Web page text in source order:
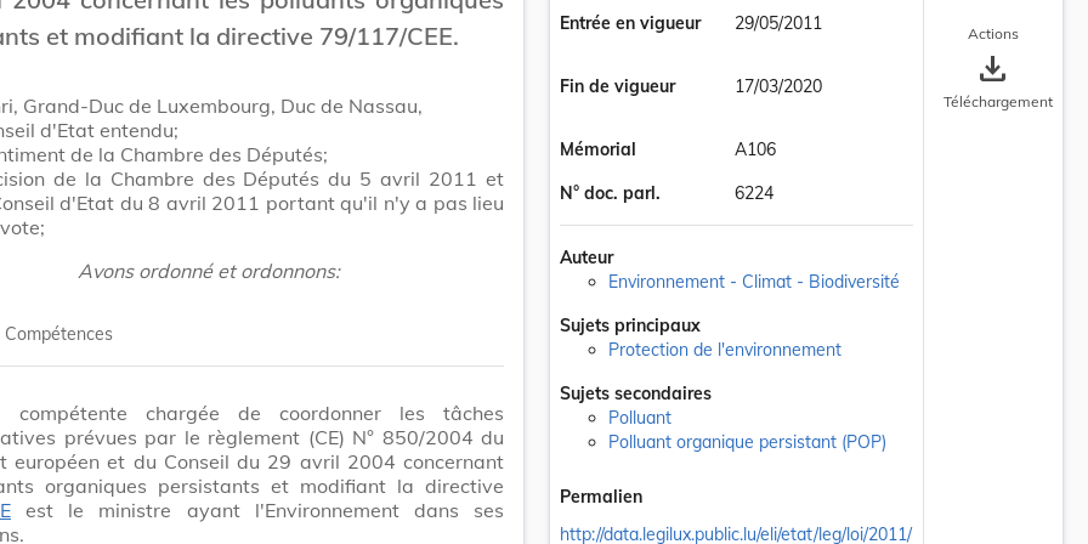
et modifiant la directive 79/117/CEE.
Grand-Duc de Luxembourg, Duc de Nassau,
d'Etat entendu;
de la Chambre des Députés;
de la Chambre des Députés du 5 avril 2011 et
d'Etat du 8 avril 2011 portant qu'il n'y a pas lieu
Avons ordonné et ordonnons:
Compétences
compétente chargée de coordonner les tâches
prévues par le règlement (CE) N° 850/2004 du
européen et du Conseil du 29 avril 2004 concernant
organiques persistants et modifiant la directive
est le ministre ayant l'Environnement dans ses
Entrée en vigueur 29/05/2011
Fin de vigueur 17/03/2020
Mémorial
A106
N° doc. parl.
6224
Auteur
Environnement - Climat - Biodiversité
Sujets principaux
Protection de l'environnement
Sujets secondaires
Polluant
Polluant organique persistant (POP)
Permalien
http://data.legilux.public.lu/eli/etat/leg/loi/2011/
Actions
save_alt
Téléchargement